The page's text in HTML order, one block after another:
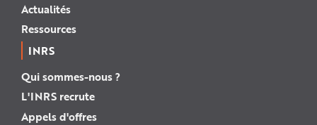
Actualités
Ressources
INRS
Qui sommes-nous ?
L'INRS recrute
Appels d'offres